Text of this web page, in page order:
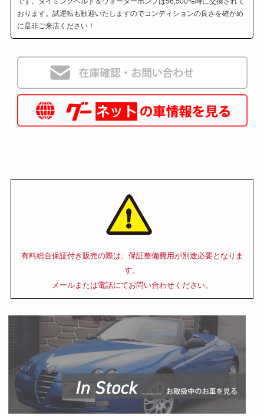
おります。試運転も歓迎いたしますのでコンディションの良さを確かめ
に是非ご来店ください！
有料総合保証付き販売の際は、保証整備費用が別途必要となりま
す。
メールまたは電話にてお問い合わせください。